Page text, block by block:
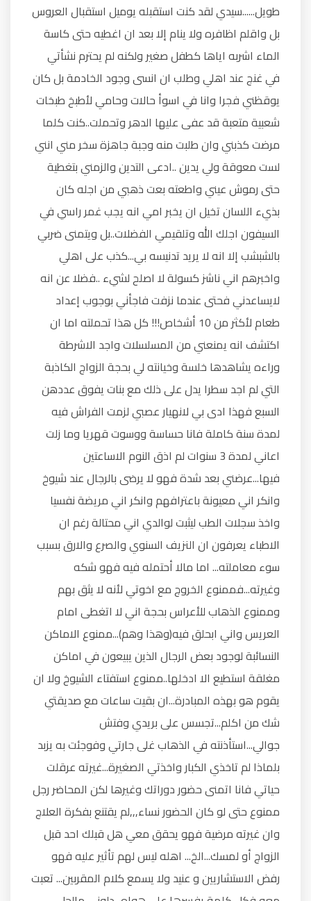
طويل......سيدي لقد كنت استقبله يوميل استقبال العروس
بل واقلم اظافره ولا ينام إلا بعد ان اغطيه حتى كاسة
الماء اشربه اياها كطفل صغير ولكنه لم يحترم نشأتي
في غنج عند اهلي وطلب ان انسى وجود الخادمة بل كان
يوقظني فجرا وانا في اسوأ حالات وحامي لأطبخ طبخات
شعبية متعبة قد عفى عليها الدهر وتحملت..كنت كلما
مرضت كذبني وان طلبت منه وجبة جاهزة سخر مني انني
لست معوقة ولي يدين ..ادعى التدين والزمني بتغطية
حتى رموش عيني واطعته بعت ذهبي من اجله كان
بذيء اللسان تخيل ان يخبر امي انه يجب غمر راسي في
السيفون اجلك الله وتلقيمي الفضلات..بل ويتمنى ضربي
بالشبشب إلا انه لا يريد تدنيسه بي...كذب على اهلي
واخبرهم اني ناشز كسولة لا اصلح لشيء ..فضلا عن انه
لايساعدني فحتى عندما نزفت فاجأني بوجوب إعداد
طعام لأكثر من 10 أشخاص!!! كل هذا تحملته اما ان
اكتشف انه يمنعني من المسلسلات واجد الاشرطة
وراءه يشاهدها خلسة وخيانته لي بحجة الزواج الكاذبة
التي لم اجد سطرا يدل على ذلك مع بنات يفوق عددهن
السبع فهذا ادى بي لانهيار عصبي لزمت الفراش فيه
لمدة سنة كاملة فانا حساسة ووسوت قهريا وما زلت
اعاني لمدة 3 سنوات لم اذق النوم الاساعتين
فيها...عرضني بعد شدة فهو لا يرضى بالرجال عند شيوخ
وانكر اني معيونة باعترافهم وانكر اني مريضة نفسيا
واخذ سجلات الطب ليثبت لوالدي اني محتالة رغم ان
الاطباء يعرفون ان النزيف السنوي والصرع والارق بسبب
سوء معاملته... اما مالا أحتمله فيه فهو شكه
وغيرته...فممنوع الخروج مع اخوتي لأنه لا يثق بهم
وممنوع الذهاب للأعراس بحجة اني لا اتغطى امام
العريس واني ابحلق فيه(وهذا وهم)...ممنوع الاماكن
النسائبة لوجود بعض الرجال الذين يبيعون في اماكن
مغلقة استطيع الا ادخلها..ممنوع استفتاء الشيوخ ولا ان
يقوم هو بهذه المبادرة...ان بقيت ساعات مع صديقتي
شك من اكلم...تجسس على بريدي وفتش
جوالي...استأذنته في الذهاب غلى جارتي وفوجئت به يزبد
بلماذا لم تاخذي الكبار واخذتي الصغيرة...غيرته عرقلت
حياتي فانا اتمنى حضور دوراتك وغيرها لكن المحاضر رجل
ممنوع حتى لو كان الحضور نساء,,,لم يقتنع بفكرة العلاج
وان غيرته مرضية فهو يحقق معي هل قبلك احد قبل
الزواج أو لمسك...الخ... اهله ليس لهم تأثير عليه فهو
رفض الاستشاريين و عنيد ولا يسمع كلام المقربين... تعبت